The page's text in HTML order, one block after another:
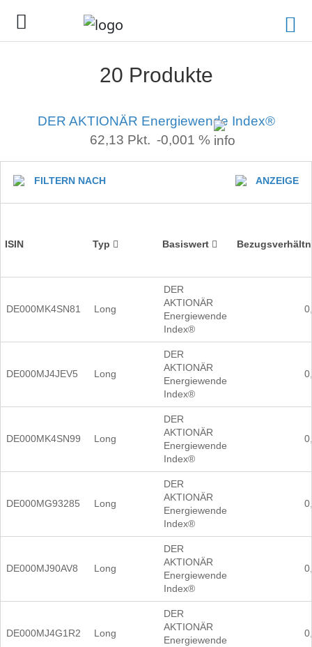
20 Produkte
DER AKTIONÄR Energiewende Index®
62,13 Pkt. -0,001 %
FILTERN NACH ANZEIGE
ISIN Typ Basiswert
DE000MK4SN81 Long
DER
AKTIONÄR
Energiewende
Index®
DE000MJ4JEV5 Long
DER
AKTIONÄR
Energiewende
Index®
DE000MK4SN99 Long
DER
AKTIONÄR
Energiewende
Index®
DE000MG93285 Long
DER
AKTIONÄR
Energiewende
Index®
DE000MJ90AV8 Long
DER
AKTIONÄR
Energiewende
Index®
DE000MJ4G1R2 Long
DER
AKTIONÄR
Energiewende